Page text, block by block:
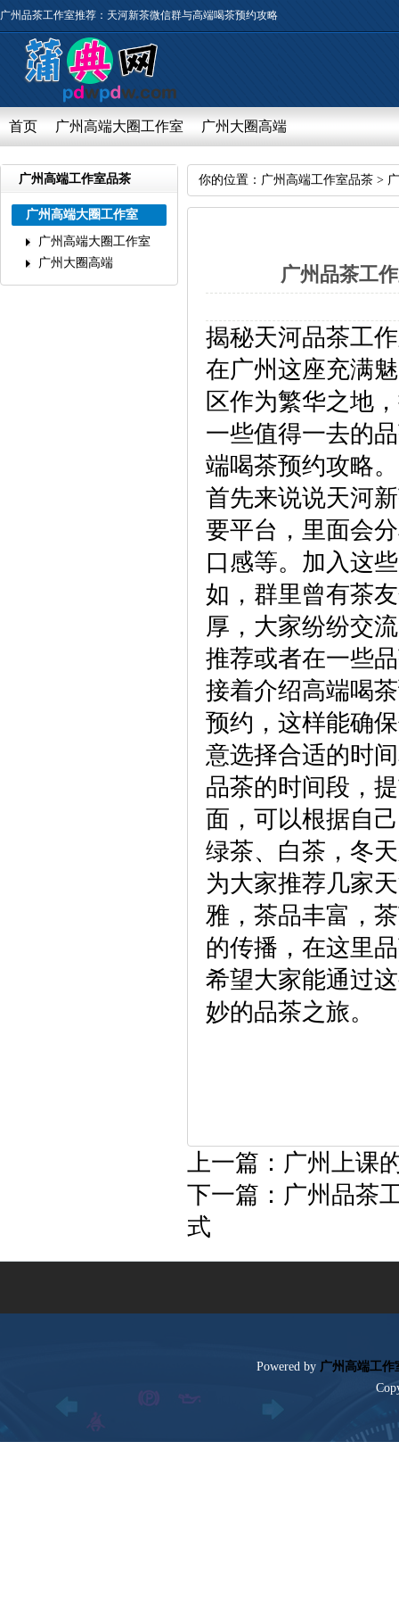
广州品茶工作室推荐：天河新茶微信群与高端喝茶预约攻略
首页 广州高端大圈工作室 广州大圈高端
广州高端工作室品茶
广州高端大圈工作室
广州高端大圈工作室
广州大圈高端
你的位置： 广州高端工作室品茶 >
广州品茶工
揭秘天河品茶工
在广州这座充满
区作为繁华之地
一些值得一去的
端喝茶预约攻略。
首先来说说天河
要平台，里面会
口感等。加入这
如，群里曾有茶
厚，大家纷纷交
推荐或者在一些
接着介绍高端喝
预约，这样能确
意选择合适的时
品茶的时间段，
面，可以根据自
绿茶、白茶，冬
为大家推荐几家
雅，茶品丰富，
的传播，在这里
希望大家能通过
妙的品茶之旅。
上一篇： 广州上课
下一篇： 广州品茶
式
Poweredby 广州高端工作